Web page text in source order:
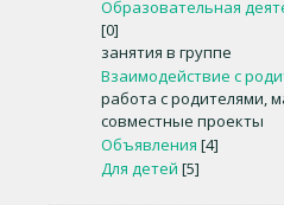
Образовательная
[0]
занятия в группе
Взаимодействие с
работа с родителями,
совместные проекты
Объявления [4]
Для детей [5]